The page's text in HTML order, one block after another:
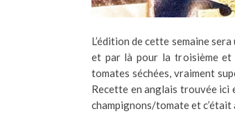
L’édition de cette semaine
et par là pour la troisième et
tomates séchées, vraiment
Recette en anglais trouvée ici
champignons/tomate et c’était